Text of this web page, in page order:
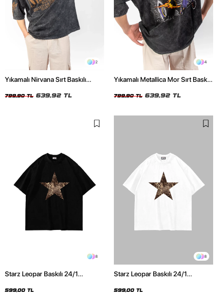
2
Yıkamalı Nirvana Sırt Baskılı
799,90 TL 639,92 TL
4
Yıkamalı Metallica Mor Sırt Baskılı
799,90 TL 639,92 TL
8
Starz Leopar Baskılı 24/1
599,00 TL
8
Starz Leopar Baskılı 24/1
599,00 TL